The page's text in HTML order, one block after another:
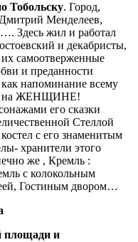
Тобольску. Город,
Менделеев,
Здесь жил и работал
и декабристы,
самоотверженные
и преданности
напоминание всему
на ЖЕНЩИНЕ!
его сказки
Стеллой
с его знаменитым
хранители этого
же , Кремль :
с колокольным
Гостиным двором…
площади и